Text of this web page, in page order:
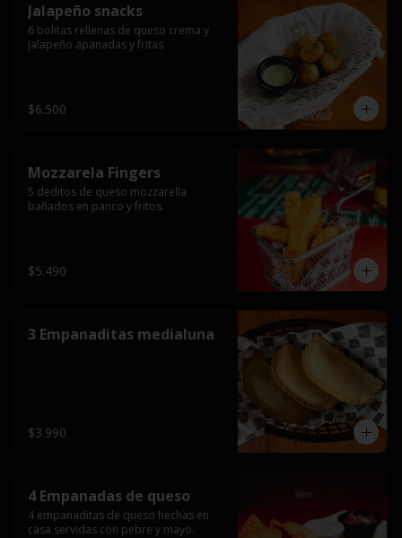
Jalapeño snacks
6 bolitas rellenas de queso crema y
jalapeño apanadas y fritas
$6.500
Mozzarela Fingers
5 deditos de queso mozzarella
bañados en panco y fritos.
$5.490
3 Empanaditas medialuna
$3.990
4 Empanadas de queso
4 empanaditas de queso hechas en
casa servidas con pebre y mayo.